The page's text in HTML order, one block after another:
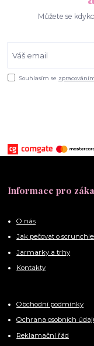
Můžete se
Souhlasím se
Informace pro
O nás
Jak pečovat o
Jarmarky a trhy
Kontakty
Obchodní podmínky
Ochrana osobních
Reklamační řád